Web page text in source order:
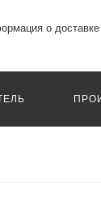
о доставке